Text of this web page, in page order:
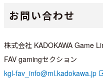
お問い合わせ
株式会社 KADOKAWA Game
FAV gamingセクション
kgl-fav_info@ml.kadokawa.jp